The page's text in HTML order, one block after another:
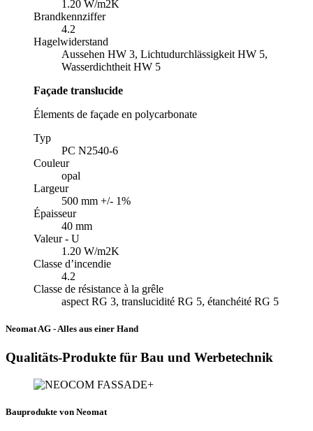
1.20 W/m2K
Brandkennziffer
4.2
Hagelwiderstand
Aussehen HW 3, Lichtudurchlässigkeit HW 5,
Wasserdichtheit HW 5
Façade translucide
Élements de façade en polycarbonate
Typ
PC N2540-6
Couleur
opal
Largeur
500 mm +/- 1%
Épaisseur
40 mm
Valeur - U
1.20 W/m2K
Classe d’incendie
4.2
Classe de résistance à la grêle
aspect RG 3, translucidité RG 5, étanchéité RG 5
Neomat AG - Alles aus einer Hand
Qualitäts-Produkte für Bau und Werbetechnik
Bauprodukte von Neomat